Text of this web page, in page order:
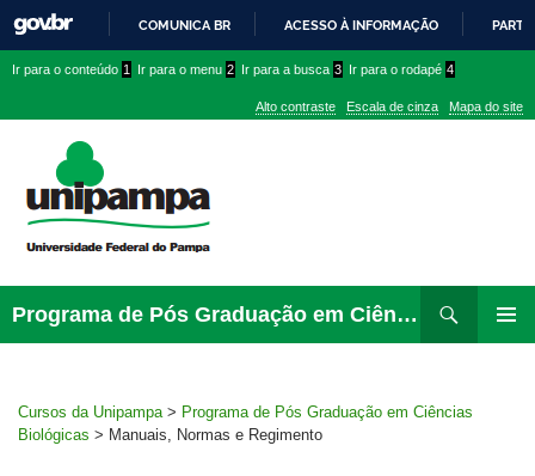
PARA
CONTEÚDO
COMUNICA BR ACESSO À INFORMAÇÃO
conteúdo
menu
superior
menu
Ir para o conteúdo 1 Ir para o menu 2 Ir para a busca 3 Ir para o rodapé 4
Alto contraste Escala de cinza Mapa do site
Programa de Pós Graduação em Ciências Biológicas
para
Cursos da Unipampa > Programa de Pós Graduação em Ciências
Biológicas > Manuais, Normas e Regimento